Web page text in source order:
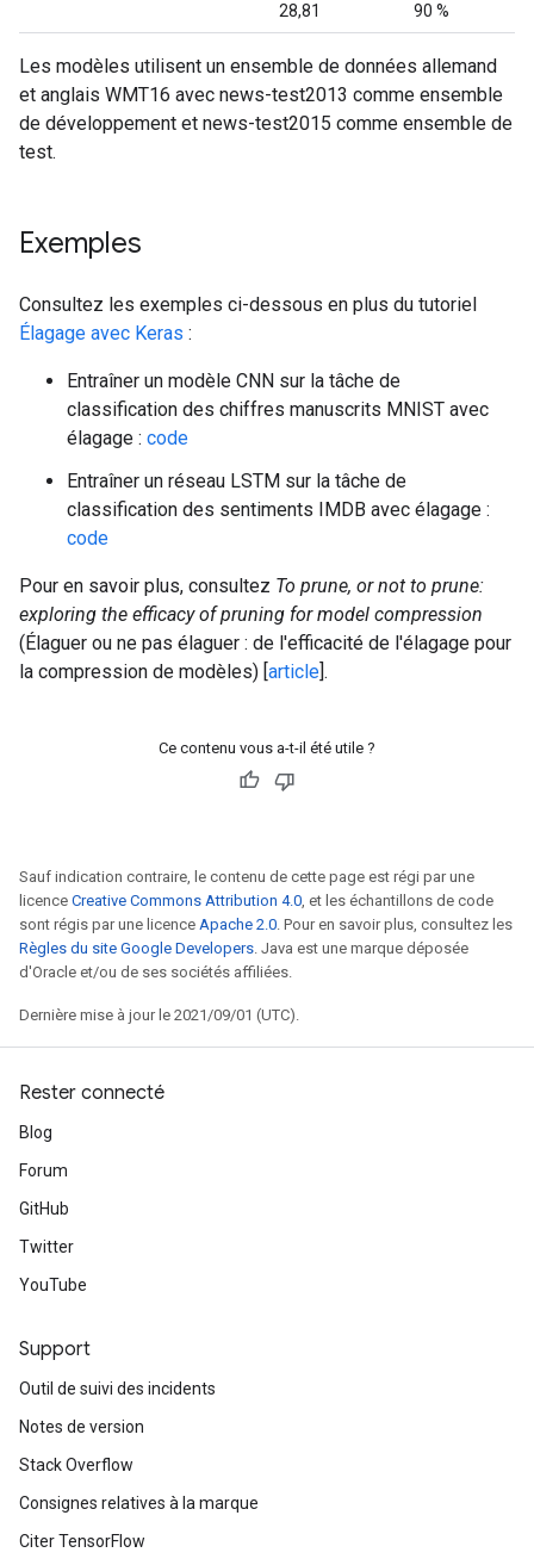
28,81 90 %
Les modèles utilisent un ensemble de données allemand
et anglais WMT16 avec news-test2013 comme ensemble
de développement et news-test2015 comme ensemble de
test.
Exemples
Consultez les exemples ci-dessous en plus du tutoriel
Élagage avec Keras :
Entraîner un modèle CNN sur la tâche de
classification des chiffres manuscrits MNIST avec
élagage : code
Entraîner un réseau LSTM sur la tâche de
classification des sentiments IMDB avec élagage :
code
Pour en savoir plus, consultez To prune, or not to prune:
exploring the efficacy of pruning for model compression
(Élaguer ou ne pas élaguer : de l'efficacité de l'élagage pour
la compression de modèles) [ article ].
Ce contenu vous a-t-il été utile ?
Sauf indication contraire, le contenu de cette page est régi par une
licence Creative Commons Attribution 4.0, et les échantillons de code
sont régis par une licence Apache 2.0. Pour en savoir plus, consultez les
Règles du site Google Developers. Java est une marque déposée
d'Oracle et/ou de ses sociétés affiliées.
Dernière mise à jour le 2021/09/01 (UTC).
Rester connecté
Blog
Forum
GitHub
Twitter
YouTube
Support
Outil de suivi des incidents
Notes de version
Stack Overflow
Consignes relatives à la marque
Citer TensorFlow